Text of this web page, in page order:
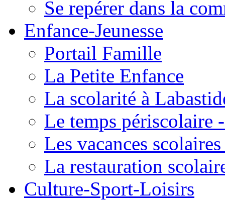
Se repérer dans la
Enfance-Jeunesse
Portail Famille
La Petite Enfance
La scolarité à
Le temps périscolaire
Les vacances
La restauration
Culture-Sport-Loisirs